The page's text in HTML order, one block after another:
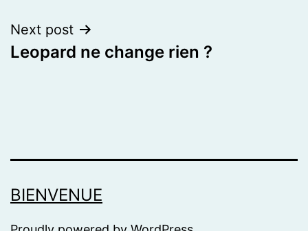
Next post
Leopard ne change rien ?
BIENVENUE